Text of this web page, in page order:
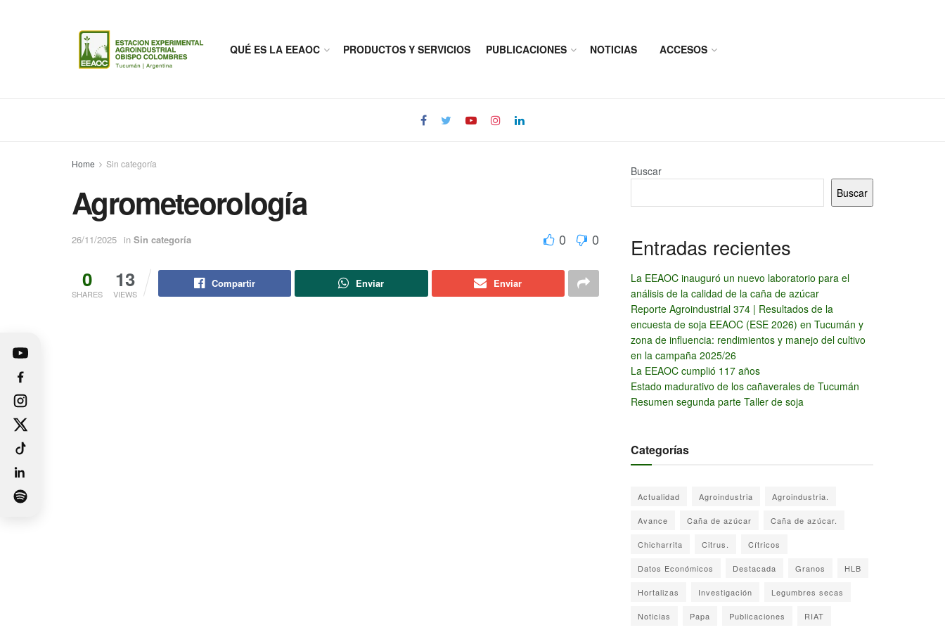
QUÉ ES LA EEAOC PRODUCTOS Y SERVICIOS PUBLICACIONES NOTICIAS ACCESOS
Home Sin categoría
Agrometeorología
26/11/2025 in Sin categoría 0 0
0
SHARES
13
VIEWS
Compartir Enviar Enviar
Buscar
Buscar
Entradas recientes
La EEAOC inauguró un nuevo laboratorio para el
análisis de la calidad de la caña de azúcar
Reporte Agroindustrial 374 | Resultados de la
encuesta de soja EEAOC (ESE 2026) en Tucumán y
zona de influencia: rendimientos y manejo del cultivo
en la campaña 2025/26
La EEAOC cumplió 117 años
Estado madurativo de los cañaverales de Tucumán
Resumen segunda parte Taller de soja
Categorías
Actualidad Agroindustria Agroindustria.
Avance Caña de azúcar Caña de azúcar.
Chicharrita Citrus. Cítricos
Datos Económicos Destacada Granos HLB
Hortalizas Investigación Legumbres secas
Noticias Papa Publicaciones RIAT